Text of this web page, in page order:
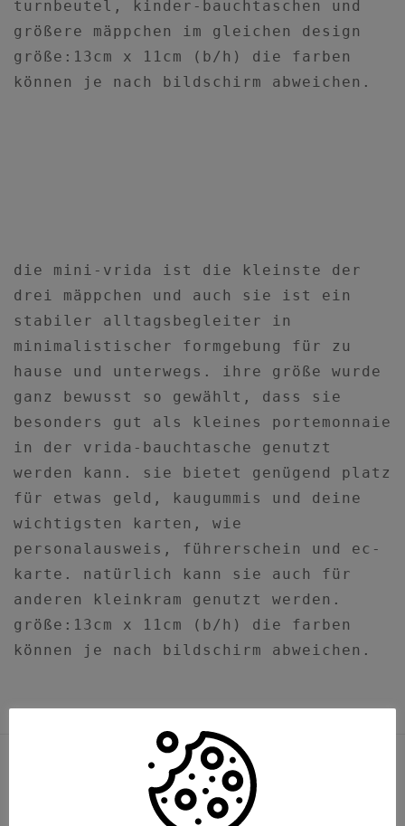
turnbeutel, kinder-bauchtaschen und
größere mäppchen im gleichen design
größe:13cm x 11cm (b/h) die farben
können je nach bildschirm abweichen.
die mini-vrida ist die kleinste der
drei mäppchen und auch sie ist ein
stabiler alltagsbegleiter in
minimalistischer formgebung für zu
hause und unterwegs. ihre größe wurde
ganz bewusst so gewählt, dass sie
besonders gut als kleines portemonnaie
in der vrida-bauchtasche genutzt
werden kann. sie bietet genügend platz
für etwas geld, kaugummis und deine
wichtigsten karten, wie
personalausweis, führerschein und ec-
karte. natürlich kann sie auch für
anderen kleinkram genutzt werden.
größe:13cm x 11cm (b/h) die farben
können je nach bildschirm abweichen.